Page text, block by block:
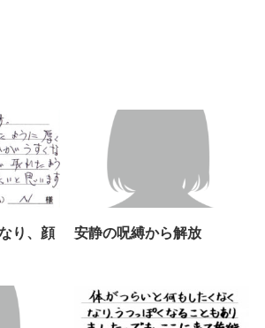
り、顔
安静の呪縛から解放